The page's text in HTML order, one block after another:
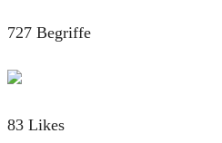
727 Begriffe
83 Likes